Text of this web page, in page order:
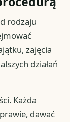
rodzaju
zajęcia
działań
Każda
dawać